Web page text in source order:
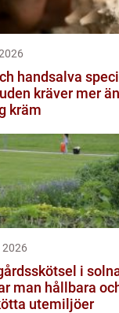
handsalva
kräver mer
kräm
2026
i solna
man hållbara
utemiljöer